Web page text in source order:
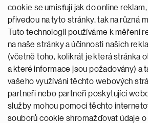
cookie se umisťují jak do online
přivedou na tyto stránky, tak na různá
Tuto technologii používáme k měření
na naše stránky a účinnosti našich
(včetně toho, kolikrát je která stránka
a které informace jsou požadovány) a
vašeho využívání těchto webových
partneři nebo partneři poskytující
služby mohou pomocí těchto
souborů cookie shromažďovat údaje o